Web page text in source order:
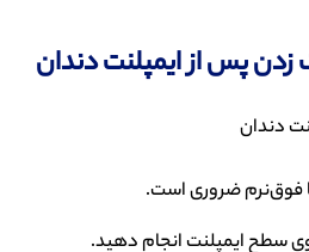
پس از ایمپلنت دندان
فوق‌نرم ضروری است.
سطح ایمپلنت انجام دهید.